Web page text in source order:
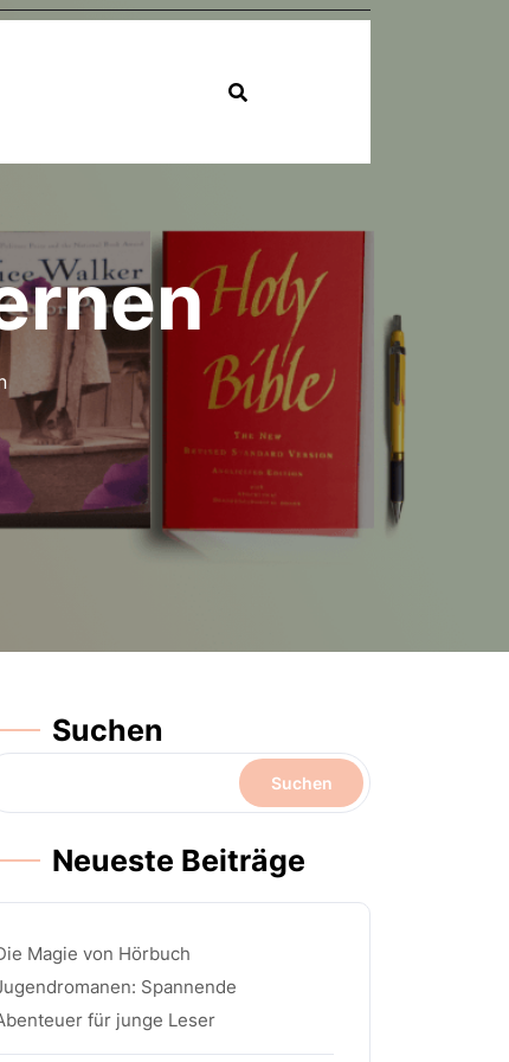
Suchen
Suchen
Neueste Beiträge
Magie von Hörbuch
Spannende
für junge Leser